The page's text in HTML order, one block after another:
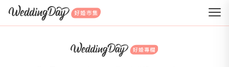
WeddingDay 好婚市集